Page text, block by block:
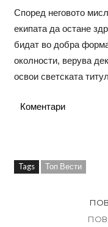
Според неговото
екипата да остане
бидат во добра
околности, верува
освои светската
Коментари
Tags Топ Вести